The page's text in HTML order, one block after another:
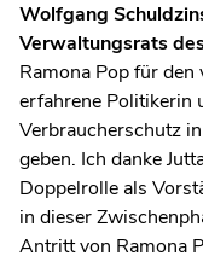
Wolfgang
Verwaltungsrats
Ramona Pop für
erfahrene Politikerin
Verbraucherschutz
geben. Ich danke
Doppelrolle als
in dieser
Antritt von Ramona